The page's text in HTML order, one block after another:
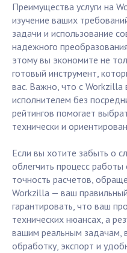
Преимущества услуги на
изучение ваших
задачи и использование
надежного
этому вы экономите не
готовый инструмент,
вас. Важно, что с
исполнителем без
рейтингов помогает
технически и
Если вы хотите забыть о
облегчить процесс
точность расчетов,
Workzilla — ваш
гарантировать, что ваш
технических нюансах, а
вашим реальным задачам,
обработку, экспорт и